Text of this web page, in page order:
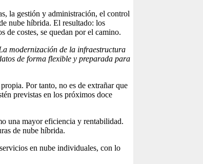
la gestión y administración, el control
nube híbrida. El resultado: los
de costes, se quedan por el camino.
modernización de la infraestructura
de forma flexible y preparada para
Por tanto, no es de extrañar que
previstas en los próximos doce
una mayor eficiencia y rentabilidad.
de nube híbrida.
en nube individuales, con lo